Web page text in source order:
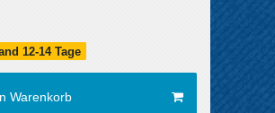
12-14 Tage
Warenkorb